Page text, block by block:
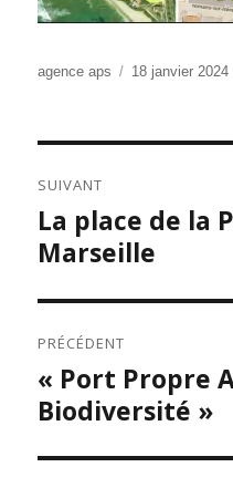
Auteur
agence aps
Publié
18 janvier 2024
DE
L’ARTICLE
SUIVANT
Publication
suivante :
La place de la
Marseille
PRÉCÉDENT
Publication
précédente :
« Port Propre
Biodiversité »